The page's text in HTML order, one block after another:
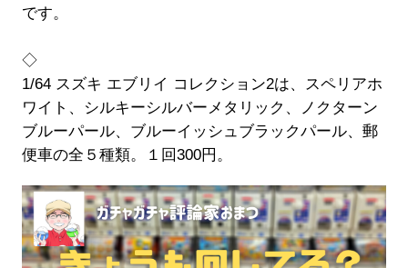
です。
◇
1/64 スズキ エブリイ コレクション2は、スペリアホ
ワイト、シルキーシルバーメタリック、ノクターン
ブルーパール、ブルーイッシュブラックパール、郵
便車の全５種類。１回300円。